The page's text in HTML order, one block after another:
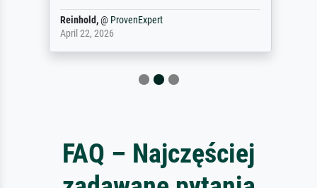
Reinhold,@ ProvenExpert
April 22, 2026
FAQ – Najczęściej